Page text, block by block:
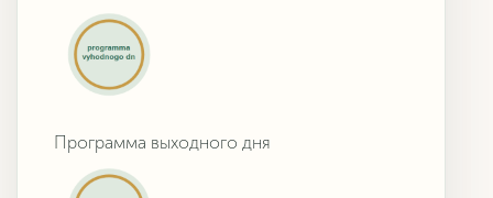
Программа выходного дня